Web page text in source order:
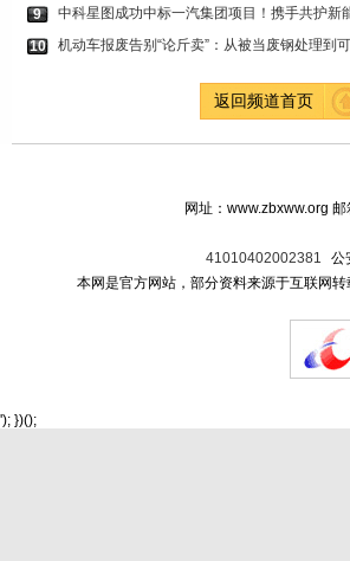
9
中科星图成功中标一汽集团项目！携手共护新
10
机动车报废告别“论斤卖”：从被当废钢处理到
返回频道首页
网址：www.zbxww.org
41010402002381
公
本网是官方网站，部分资料来源于互联网
'); })();